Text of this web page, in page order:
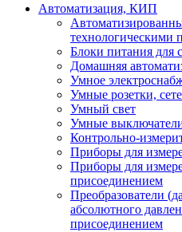
Автоматизация, КИП
Блоки питания для
Домашняя
Умное
Умные розетки,
Умный свет
Умные
Контрольно-
Приборы для
Приборы для
присоединением
Преобразователи
абсолютного
присоединением